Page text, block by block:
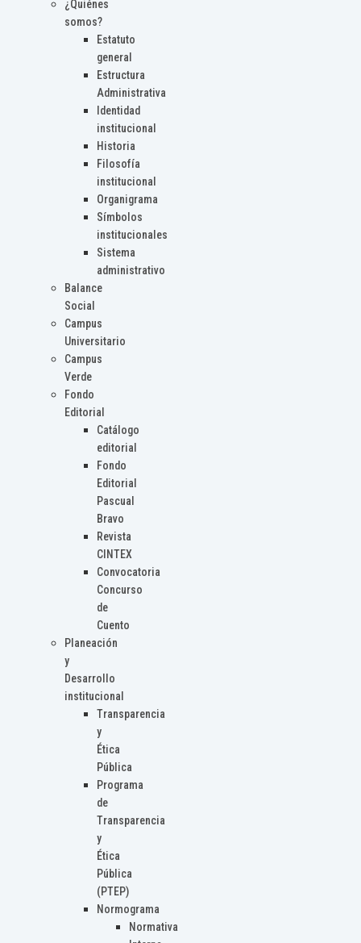
¿Quiénes
somos?
Estatuto
general
Estructura
Administrativa
Identidad
institucional
Historia
Filosofía
institucional
Organigrama
Símbolos
institucionales
Sistema
administrativo
Balance
Social
Campus
Universitario
Campus
Verde
Fondo
Editorial
Catálogo
editorial
Fondo
Editorial
Pascual
Bravo
Revista
CINTEX
Convocatoria
Concurso
de
Cuento
Planeación
y
Desarrollo
institucional
Transparencia
y
Ética
Pública
Programa
de
Transparencia
y
Ética
Pública
(PTEP)
Normograma
Normativa